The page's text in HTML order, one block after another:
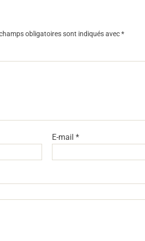
obligatoires sont indiqués avec*
E-mail*